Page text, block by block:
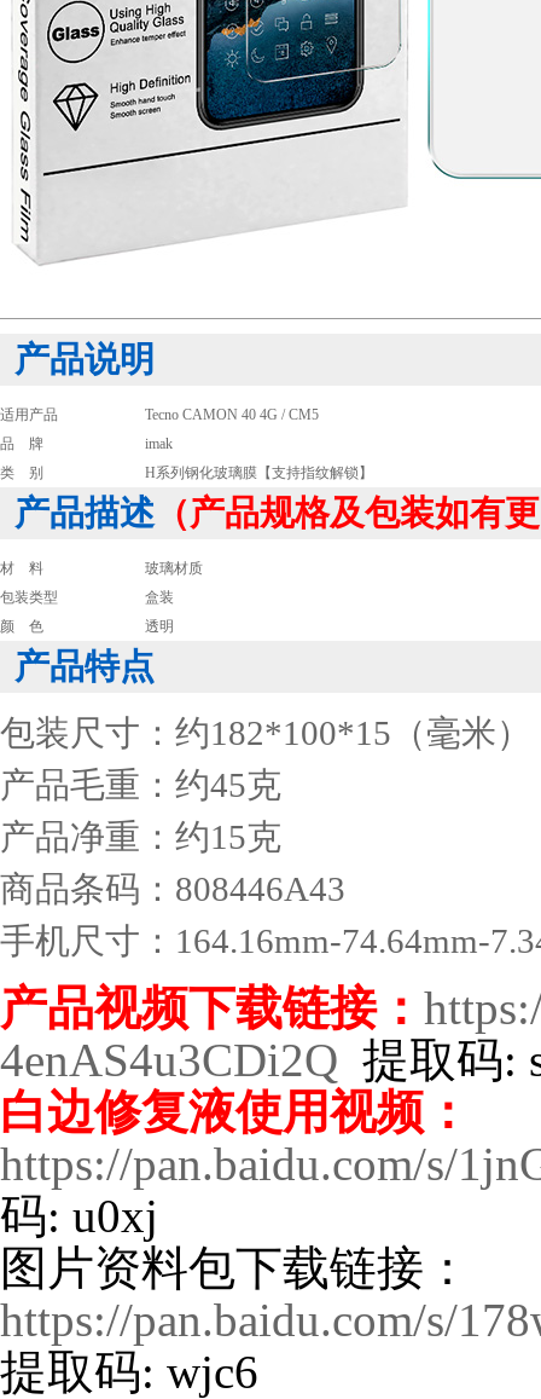
产品说明
适用产品
Tecno CAMON 40 4G / CM5
品 牌
imak
类 别
H系列钢化玻璃膜【支持指纹解锁】
产品描述 （产品规格及包装如有
材 料
玻璃材质
包装类型
盒装
颜 色
透明
产品特点
包装尺寸：约182*100*15（毫米）
产品毛重：约45克
产品净重：约15克
商品条码：808446A43
手机尺寸：164.16mm-74.64mm-
产品视频下载链接：
4enAS4u3CDi2Q 提取码:
白边修复液使用视频：
https://pan.baidu.com/s/
码: u0xj
图片资料包下载链接：
https://pan.baidu.com/s/
提取码: wjc6